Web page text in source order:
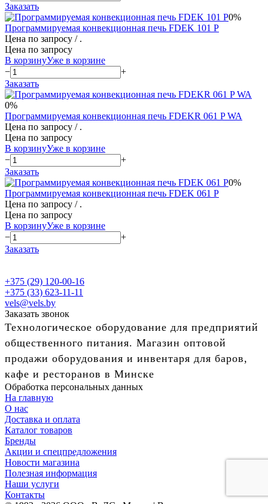
Заказать
0%
Программируемая конвекционная печь FDEK 101 P
Цена по запросу / .
Цена по запросу
В корзинуУже в корзине
−
+
Заказать
0%
Программируемая конвекционная печь FDEKR 061 P WA
Цена по запросу / .
Цена по запросу
В корзинуУже в корзине
−
+
Заказать
0%
Программируемая конвекционная печь FDEK 061 P
Цена по запросу / .
Цена по запросу
В корзинуУже в корзине
−
+
Заказать
+375 (29) 120-00-16
+375 (33) 623-11-11
vels@vels.by
Заказать звонок
Технологическое оборудование для предприятий
общественного питания. Магазин оптовой
продажи оборудования и инвентаря для баров,
кафе и ресторанов в Минске
Обработка персональных данных
На главную
О нас
Доставка и оплата
Каталог товаров
Бренды
Акции и спецпредложения
Новости магазина
Полезная информация
Наши услуги
Контакты